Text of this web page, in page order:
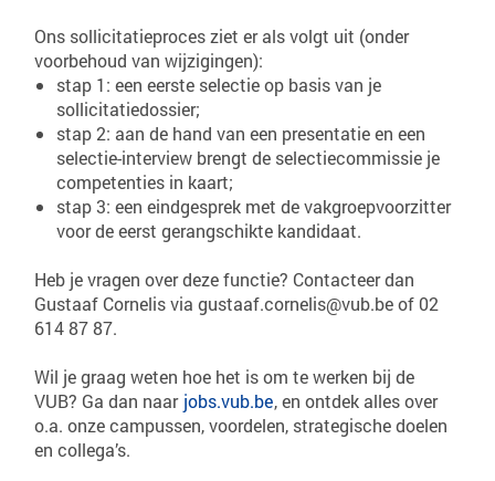
Ons sollicitatieproces ziet er als volgt uit (onder
voorbehoud van wijzigingen):
stap 1: een eerste selectie op basis van je
sollicitatiedossier;
stap 2: aan de hand van een presentatie en een
selectie-interview brengt de selectiecommissie je
competenties in kaart;
stap 3: een eindgesprek met de vakgroepvoorzitter
voor de eerst gerangschikte kandidaat.
Heb je vragen over deze functie? Contacteer dan
Gustaaf Cornelis via gustaaf.cornelis@vub.be of 02
614 87 87.
Wil je graag weten hoe het is om te werken bij de
VUB? Ga dan naar jobs.vub.be, en ontdek alles over
o.a. onze campussen, voordelen, strategische doelen
en collega’s.